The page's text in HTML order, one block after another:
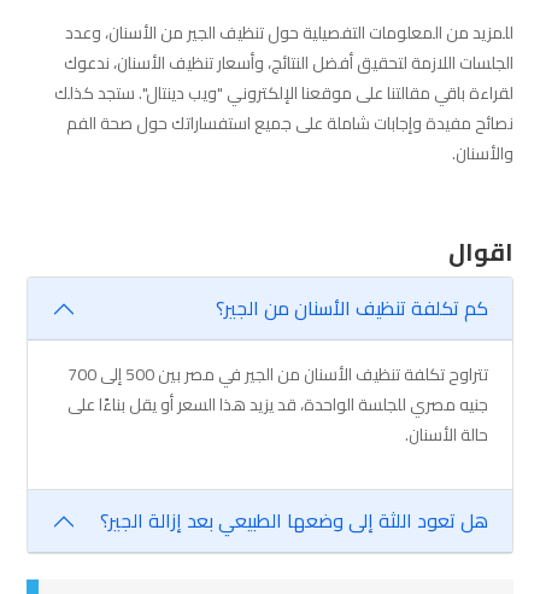
للمزيد من المعلومات التفصيلية حول تنظيف الجير من الأسنان، وعدد
الجلسات اللازمة لتحقيق أفضل النتائج، وأسعار تنظيف الأسنان، ندعوك
لقراءة باقي مقالتنا على موقعنا الإلكتروني "ويب دينتال". ستجد كذلك
نصائح مفيدة وإجابات شاملة على جميع استفساراتك حول صحة الفم
والأسنان.
اقوال
كم تكلفة تنظيف الأسنان من الجير؟
تتراوح تكلفة تنظيف الأسنان من الجير في مصر بين 500 إلى 700
جنيه مصري للجلسة الواحدة، قد يزيد هذا السعر أو يقل بناءًا على
حالة الأسنان.
هل تعود اللثة إلى وضعها الطبيعي بعد إزالة الجير؟